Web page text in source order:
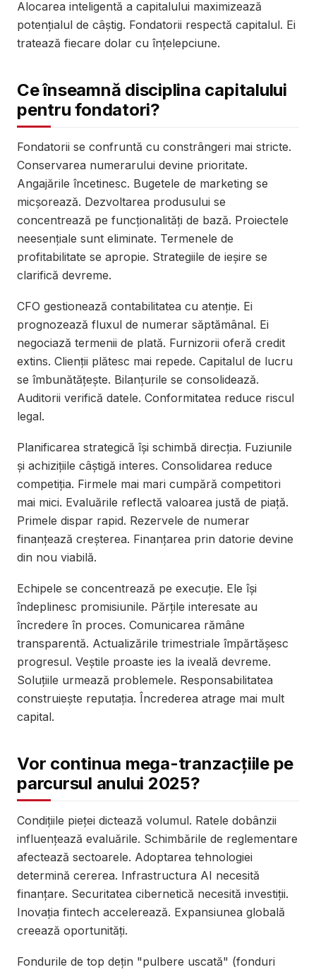
Alocarea inteligentă a capitalului maximizează
potențialul de câștig. Fondatorii respectă capitalul. Ei
tratează fiecare dolar cu înțelepciune.
Ce înseamnă disciplina capitalului
pentru fondatori?
Fondatorii se confruntă cu constrângeri mai stricte.
Conservarea numerarului devine prioritate.
Angajările încetinesc. Bugetele de marketing se
micșorează. Dezvoltarea produsului se
concentrează pe funcționalități de bază. Proiectele
neesențiale sunt eliminate. Termenele de
profitabilitate se apropie. Strategiile de ieșire se
clarifică devreme.
CFO gestionează contabilitatea cu atenție. Ei
prognozează fluxul de numerar săptămânal. Ei
negociază termenii de plată. Furnizorii oferă credit
extins. Clienții plătesc mai repede. Capitalul de lucru
se îmbunătățește. Bilanțurile se consolidează.
Auditorii verifică datele. Conformitatea reduce riscul
legal.
Planificarea strategică își schimbă direcția. Fuziunile
și achizițiile câștigă interes. Consolidarea reduce
competiția. Firmele mai mari cumpără competitori
mai mici. Evaluările reflectă valoarea justă de piață.
Primele dispar rapid. Rezervele de numerar
finanțează creșterea. Finanțarea prin datorie devine
din nou viabilă.
Echipele se concentrează pe execuție. Ele își
îndeplinesc promisiunile. Părțile interesate au
încredere în proces. Comunicarea rămâne
transparentă. Actualizările trimestriale împărtășesc
progresul. Veștile proaste ies la iveală devreme.
Soluțiile urmează problemele. Responsabilitatea
construiește reputația. Încrederea atrage mai mult
capital.
Vor continua mega-tranzacțiile pe
parcursul anului 2025?
Condițiile pieței dictează volumul. Ratele dobânzii
influențează evaluările. Schimbările de reglementare
afectează sectoarele. Adoptarea tehnologiei
determină cererea. Infrastructura AI necesită
finanțare. Securitatea cibernetică necesită investiții.
Inovația fintech accelerează. Expansiunea globală
creează oportunități.
Fondurile de top dețin "pulbere uscată" (fonduri